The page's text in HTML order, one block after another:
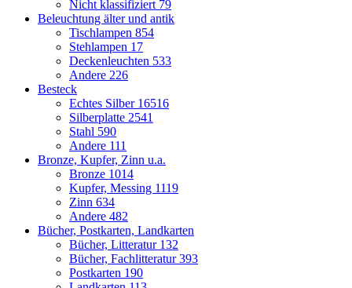
Nicht klassifiziert 79
Beleuchtung älter und antik
Tischlampen 854
Stehlampen 17
Deckenleuchten 533
Andere 226
Besteck
Echtes Silber 16516
Silberplatte 2541
Stahl 590
Andere 111
Bronze, Kupfer, Zinn u.a.
Bronze 1014
Kupfer, Messing 1119
Zinn 634
Andere 482
Bücher, Postkarten, Landkarten
Bücher, Litteratur 132
Bücher, Fachlitteratur393
Postkarten 190